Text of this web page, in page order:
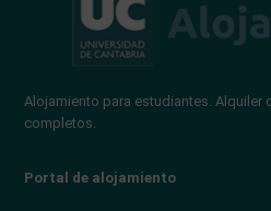
Alojamiento para estudiantes. Alquiler
completos.
Portal de alojamiento